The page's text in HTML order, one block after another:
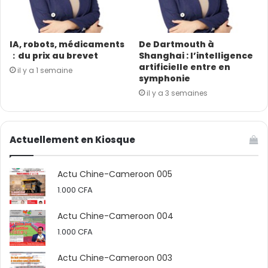
IA, robots, médicaments
：du prix au brevet
il y a 1 semaine
De Dartmouth à
Shanghai : l’intelligence
artificielle entre en
symphonie
il y a 3 semaines
Actuellement en Kiosque
Actu Chine-Cameroon 005
1.000 CFA
Actu Chine-Cameroon 004
1.000 CFA
Actu Chine-Cameroon 003